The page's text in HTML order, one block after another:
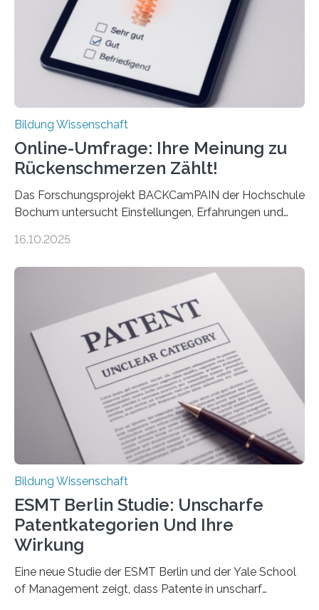
Jahren erstmals…
Bildung Wissenschaft
Online-Umfrage: Ihre Meinung zu
Rückenschmerzen Zählt!
Das Forschungsprojekt BACKCamPAIN der Hochschule
Bochum untersucht Einstellungen, Erfahrungen und
gehören zu den häufigsten gesundheitlichen
Rückenschmerzen denken und welche Erfahrungen sie
damit gemacht haben, kann entscheidend
beeinflussen, wie Schmerzen verlaufen und welche
Therapien wirken. Diese individuellen Überzeugungen
stehen im Mittelpunkt einer aktuellen Studie der
Hochschule Bochum. Im Rahmen des
Promotionsprojekts „BACKCamPAIN“ führt die
Doktorandin Deborah Jost (Hochschule Bochum,
Promotionskolleg NRW) derzeit eine Online-Umfrage
durch. Ziel ist es, herauszufinden,…
16.10.2025
Bildung Wissenschaft
ESMT Berlin Studie: Unscharfe
Patentkategorien Und Ihre
Wirkung
Eine neue Studie der ESMT Berlin und der Yale School
of Management zeigt, dass Patente in unscharf